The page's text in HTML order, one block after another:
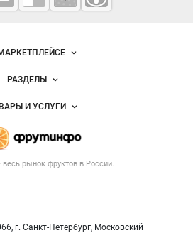
и контакты
весь рынок фруктовв России.
г. Санкт-Петербург, Московский
Новости Fruitinfo.ru
рекламы
оферта
информация
персональных данных
РАЗДЕЛЫ
Объявления
Новости рынка
И УСЛУГИ
продукция
Овощи
Фрукты